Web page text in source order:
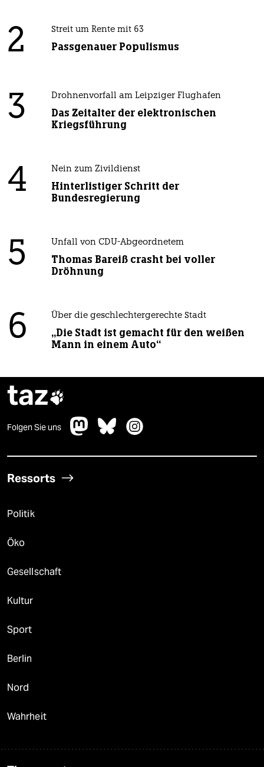
2 Streit um Rente mit 63
Passgenauer Populismus
3 Drohnenvorfall am Leipziger Flughafen
Das Zeitalter der elektronischen
Kriegsführung
4 Nein zum Zivildienst
Hinterlistiger Schritt der
Bundesregierung
5 Unfall von CDU-Abgeordnetem
Thomas Bareiß crasht bei voller
Dröhnung
6 Über die geschlechtergerechte Stadt
„Die Stadt ist gemacht für den weißen
Mann in einem Auto“
taz
Folgen Sie uns
Ressorts
Politik
Öko
Gesellschaft
Kultur
Sport
Berlin
Nord
Wahrheit